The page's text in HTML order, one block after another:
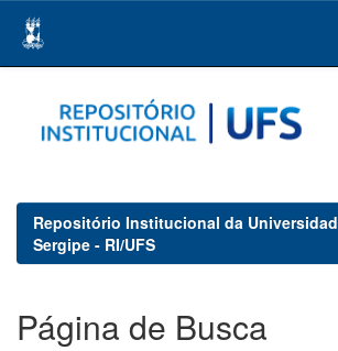
navigation
Repositório Institucional da
Sergipe - RI/UFS
Página de Busca